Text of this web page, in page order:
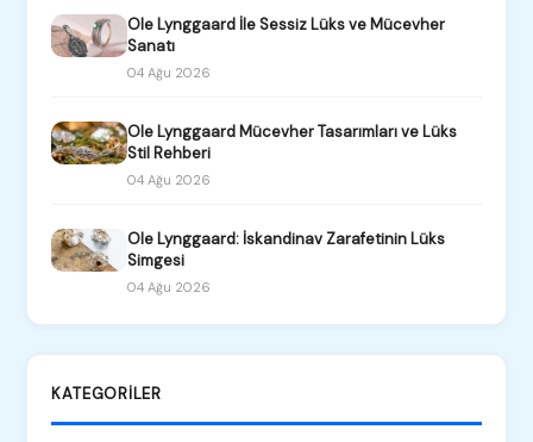
Ole Lynggaard İle Sessiz Lüks ve Mücevher
Sanatı
04 Ağu 2026
Ole Lynggaard Mücevher Tasarımları ve Lüks
Stil Rehberi
04 Ağu 2026
Ole Lynggaard: İskandinav Zarafetinin Lüks
Simgesi
04 Ağu 2026
KATEGORILER